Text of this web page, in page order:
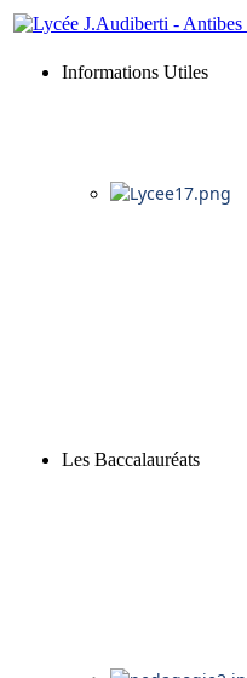
Informations Utiles
Les Baccalauréats